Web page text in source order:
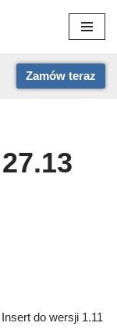
Zamów teraz
do wersji 1.11